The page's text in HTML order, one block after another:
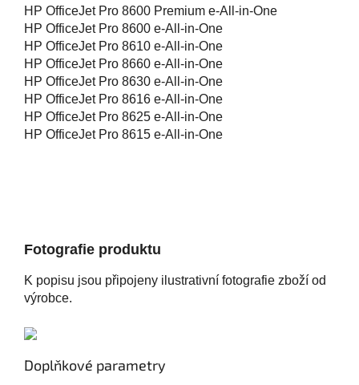
HP OfficeJet Pro 8600 Premium e-All-in-One
HP OfficeJet Pro 8600 e-All-in-One
HP OfficeJet Pro 8610 e-All-in-One
HP OfficeJet Pro 8660 e-All-in-One
HP OfficeJet Pro 8630 e-All-in-One
HP OfficeJet Pro 8616 e-All-in-One
HP OfficeJet Pro 8625 e-All-in-One
HP OfficeJet Pro 8615 e-All-in-One
Fotografie produktu
K popisu jsou připojeny ilustrativní fotografie zboží od
výrobce.
Doplňkové parametry